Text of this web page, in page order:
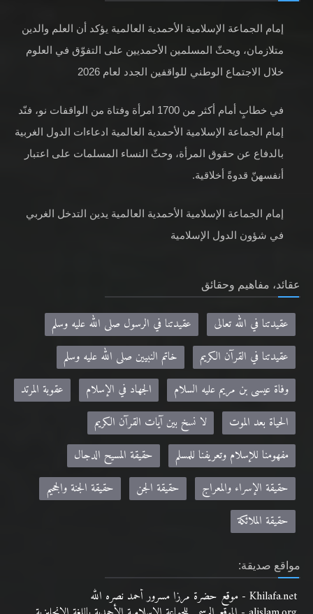
إمام الجماعة الإسلامية الأحمدية العالمية يؤكد أن العلم والدين
متلازمان، ويحثّ المسلمين الأحمديين على التفوّق في العلوم
خلال الاجتماع الوطني للواقفين الجدد لعام 2026
في خطابٍ أمام أكثر من 1700 امرأة وفتاة من الواقفات نو، فنّد
إمام الجماعة الإسلامية الأحمدية العالمية ادعاءات الدول الغربية
بالدفاع عن حقوق المرأة، وحثّ النساء المسلمات على اعتبار
أنفسهنّ قدوةً أخلاقية.
إمام الجماعة الإسلامية الأحمدية العالمية يدين التدخل الغربي
في شؤون الدول الإسلامية
عقائد، مفاهيم وحقائق
عقيدتنا في الله تعالى
عقيدتنا في الرسول صلى الله عليه وسلم
عقيدتنا في القرآن الكريم
خاتم النبيين صلى الله عليه وسلم
وفاة عيسى بن مريم عليه السلام
الجهاد في الإسلام
عقوبة المرتد
الحياة بعد الموت
لا نسخ بين آيات القرآن الكريم
مفهومنا للإسلام وتعريفنا للمسلم
حقيقة المسيح الدجال
حقيقة الإسراء والمعراج
حقيقة الجن
حقيقة الجنة والجحيم
حقيقة الملائكة
مواقع صديقة:
Khilafa.net - موقع حضرة مرزا مسرور أحمد نصره الله